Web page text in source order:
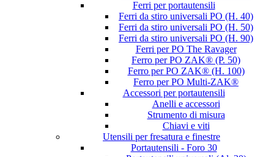
Ferri per portautensili
Ferri da stiro universali PO (H. 40)
Ferri da stiro universali PO (H. 50)
Ferri da stiro universali PO (H. 90)
Ferri per PO The Ravager
Ferro per PO ZAK® (P. 50)
Ferro per PO ZAK® (H. 100)
Ferro per PO Multi-ZAK®
Accessori per portautensili
Anelli e accessori
Strumento di misura
Chiavi e viti
Utensili per fresatura e finestre
Portautensili - Foro 30